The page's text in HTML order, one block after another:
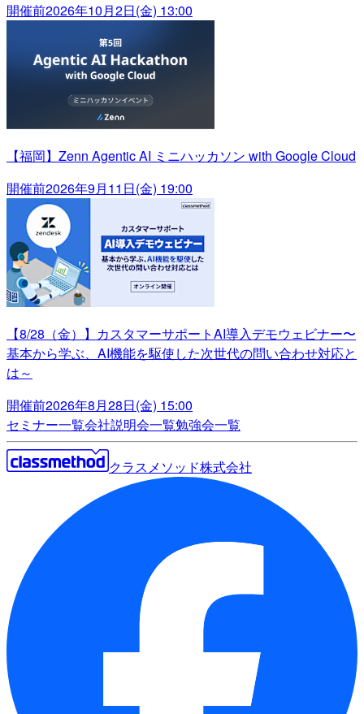
開催前2026年10月2日(金) 13:00
【福岡】Zenn Agentic AI ミニハッカソン with Google Cloud
開催前2026年9月11日(金) 19:00
【8/28（金）】カスタマーサポートAI導入デモウェビナー〜
基本から学ぶ、AI機能を駆使した次世代の問い合わせ対応と
は～
開催前2026年8月28日(金) 15:00
セミナー一覧会社説明会一覧勉強会一覧
クラスメソッド株式会社